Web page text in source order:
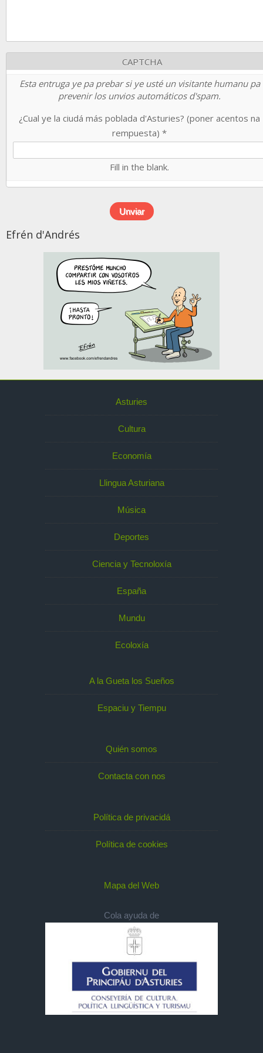
CAPTCHA
Esta entruga ye pa prebar si ye usté un visitante humanu pa
prevenir los unvios automáticos d'spam.
¿Cual ye la ciudá más poblada d'Asturies? (poner acentos na
rempuesta) *
Fill in the blank.
Efrén d'Andrés
Asturies
Cultura
Economía
Llingua Asturiana
Música
Deportes
Ciencia y Tecnoloxía
España
Mundu
Ecoloxía
A la Gueta los Sueños
Espaciu y Tiempu
Quién somos
Contacta con nos
Política de privacidá
Política de cookies
Mapa del Web
Cola ayuda de